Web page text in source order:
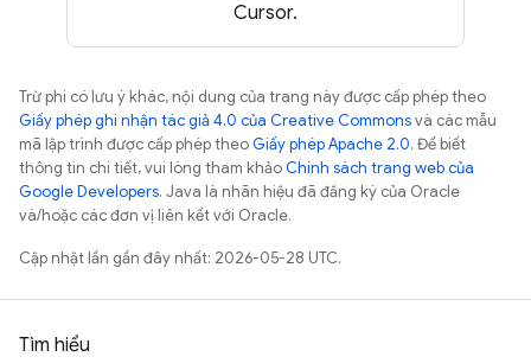
Cursor.
Trừ phi có lưu ý khác, nội dung của trang này được cấp phép theo
Giấy phép ghi nhận tác giả 4.0 của Creative Commonsvà các mẫu
mã lập trình được cấp phép theoGiấy phép Apache 2.0. Để biết
thông tin chi tiết, vui lòng tham khảoChính sách trang web của
Google Developers. Java là nhãn hiệu đã đăng ký của Oracle
và/hoặc các đơn vị liên kết với Oracle.
Cập nhật lần gần đây nhất: 2026-05-28 UTC.
Tìm hiểu